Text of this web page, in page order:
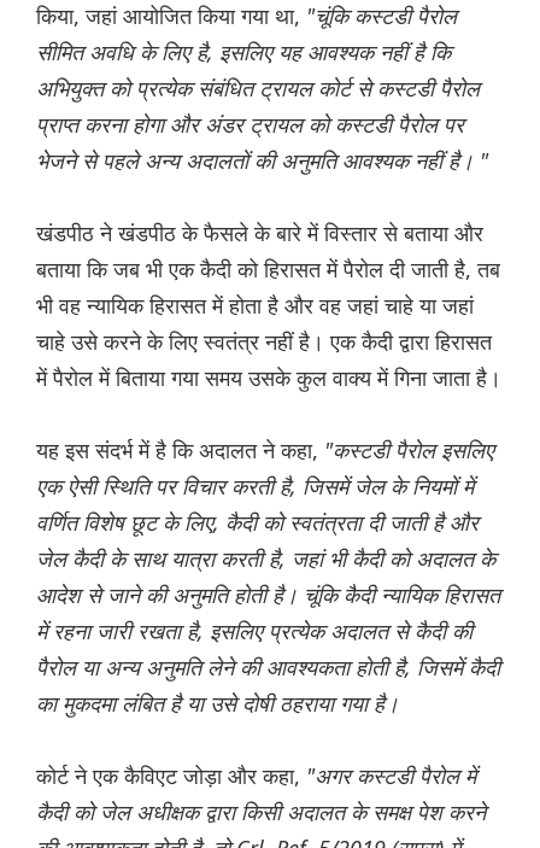
किया, जहां आयोजित किया गया था, "चूंकि कस्टडी पैरोल
सीमित अवधि के लिए है, इसलिए यह आवश्यक नहीं है कि
अभियुक्त को प्रत्येक संबंधित ट्रायल कोर्ट से कस्टडी पैरोल
प्राप्त करना होगा और अंडर ट्रायल को कस्टडी पैरोल पर
भेजने से पहले अन्य अदालतों की अनुमति आवश्यक नहीं है। "
खंडपीठ ने खंडपीठ के फैसले के बारे में विस्तार से बताया और
बताया कि जब भी एक कैदी को हिरासत में पैरोल दी जाती है, तब
भी वह न्यायिक हिरासत में होता है और वह जहां चाहे या जहां
चाहे उसे करने के लिए स्वतंत्र नहीं है। एक कैदी द्वारा हिरासत
में पैरोल में बिताया गया समय उसके कुल वाक्य में गिना जाता है।
यह इस संदर्भ में है कि अदालत ने कहा, "कस्टडी पैरोल इसलिए
एक ऐसी स्थिति पर विचार करती है, जिसमें जेल के नियमों में
वर्णित विशेष छूट के लिए, कैदी को स्वतंत्रता दी जाती है और
जेल कैदी के साथ यात्रा करती है, जहां भी कैदी को अदालत के
आदेश से जाने की अनुमति होती है। चूंकि कैदी न्यायिक हिरासत
में रहना जारी रखता है, इसलिए प्रत्येक अदालत से कैदी की
पैरोल या अन्य अनुमति लेने की आवश्यकता होती है, जिसमें कैदी
का मुकदमा लंबित है या उसे दोषी ठहराया गया है।
कोर्ट ने एक कैविएट जोड़ा और कहा, "अगर कस्टडी पैरोल में
कैदी को जेल अधीक्षक द्वारा किसी अदालत के समक्ष पेश करने